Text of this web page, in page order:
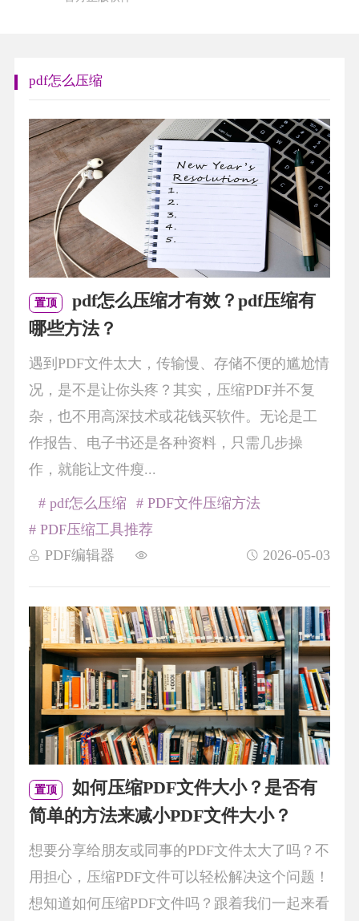
pdf怎么压缩
置顶
pdf怎么压缩才有效？pdf压缩有
哪些方法？
遇到PDF文件太大，传输慢、存储不便的尴尬情
况，是不是让你头疼？其实，压缩PDF并不复
杂，也不用高深技术或花钱买软件。无论是工
作报告、电子书还是各种资料，只需几步操
作，就能让文件瘦...
PDF编辑器 2026-05-03
# pdf怎么压缩
# PDF文件压缩方法
# PDF压缩工具推荐
置顶
如何压缩PDF文件大小？是否有
简单的方法来减小PDF文件大小？
想要分享给朋友或同事的PDF文件太大了吗？不
用担心，压缩PDF文件可以轻松解决这个问题！
想知道如何压缩PDF文件吗？跟着我们一起来看